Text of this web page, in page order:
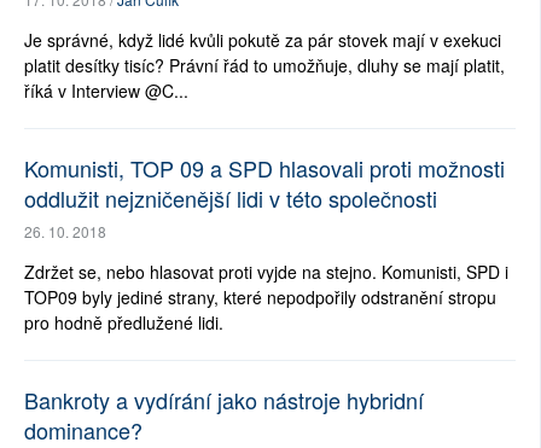
Je správné, když lidé kvůli pokutě za pár stovek mají v exekuci
platit desítky tisíc? Právní řád to umožňuje, dluhy se mají platit,
říká v Interview @C...
Komunisti, TOP 09 a SPD hlasovali proti možnosti
oddlužit nejzničenější lidi v této společnosti
26. 10. 2018
Zdržet se, nebo hlasovat proti vyjde na stejno. Komunisti, SPD i
TOP09 byly jediné strany, které nepodpořily odstranění stropu
pro hodně předlužené lidi.
Bankroty a vydírání jako nástroje hybridní
dominance?